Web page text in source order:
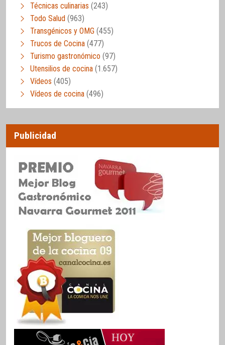
Técnicas culinarias (243)
Todo Salud (963)
Transgénicos y OMG (455)
Trucos de Cocina (477)
Turismo gastronómico (97)
Utensilios de cocina (1.657)
Vídeos (405)
Vídeos de cocina (496)
Publicidad